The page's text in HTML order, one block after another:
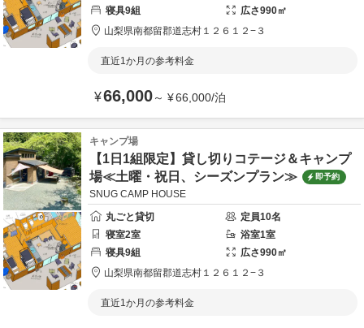
寝具9組 広さ990㎡
山梨県南都留郡道志村１２６１２−３
直近1か月の参考料金
¥66,000～ ¥66,000/泊
キャンプ場
【1日1組限定】貸し切りコテージ＆キャンプ
場≪土曜・祝日、シーズンプラン≫
即予約
SNUG CAMP HOUSE
丸ごと貸切
定員10名
寝室2室 浴室1室
寝具9組 広さ990㎡
山梨県南都留郡道志村１２６１２−３
直近1か月の参考料金